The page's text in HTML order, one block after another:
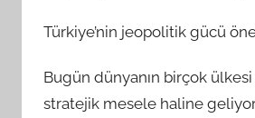
Türkiye’nin jeopolitik gücü
Bugün dünyanın birçok
stratejik mesele haline